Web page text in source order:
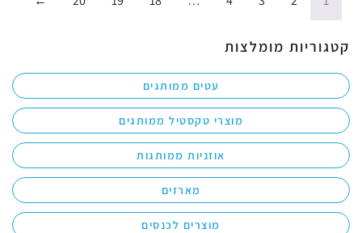
קטגוריות מומלצות
עטים ממותגים
מוצרי טקסטיל ממותגים
אוזניות ממותגות
מארזים
מוצרים לכנסים